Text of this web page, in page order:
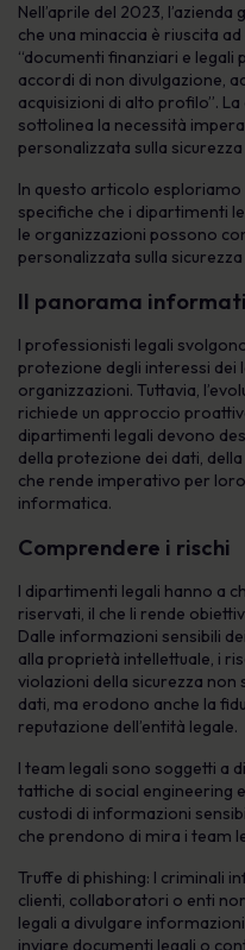
Nell’aprile del 2023, l’azienda
che una minaccia è riuscita
“documenti finanziari e
accordi di non divulgazione,
acquisizioni di alto profilo”.
sottolinea la necessità
personalizzata sulla
In questo articolo esploriamo
specifiche che i dipartimenti
le organizzazioni possono
personalizzata sulla
Il panorama
I professionisti legali
protezione degli interessi dei
organizzazioni. Tuttavia,
richiede un approccio
dipartimenti legali devono
della protezione dei dati,
che rende imperativo per
informatica.
Comprendere i rischi
I dipartimenti legali hanno a
riservati, il che li rende
Dalle informazioni sensibili
alla proprietà intellettuale, i
violazioni della sicurezza
dati, ma erodono anche la
reputazione dell’entità legale.
I team legali sono soggetti a
tattiche di social engineering
custodi di informazioni
che prendono di mira i team
Truffe di phishing: I criminali
clienti, collaboratori o enti
legali a divulgare
inviare documenti legali o